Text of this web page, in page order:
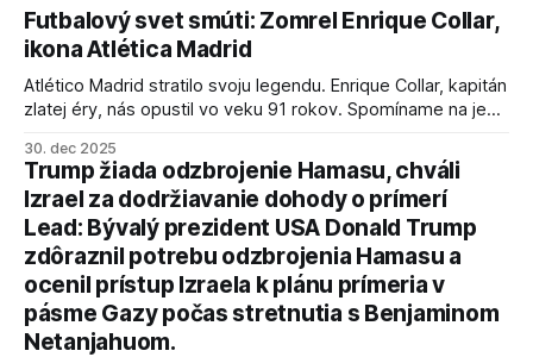
Futbalový svet smúti: Zomrel Enrique Collar,
ikona Atlética Madrid
Atlético Madrid stratilo svoju legendu. Enrique Collar, kapitán
zlatej éry, nás opustil vo veku 91 rokov. Spomíname na jeho
30. dec 2025
Trump žiada odzbrojenie Hamasu, chváli
Izrael za dodržiavanie dohody o prímerí
Lead: Bývalý prezident USA Donald Trump
zdôraznil potrebu odzbrojenia Hamasu a
ocenil prístup Izraela k plánu prímeria v
pásme Gazy počas stretnutia s Benjaminom
Netanjahuom.